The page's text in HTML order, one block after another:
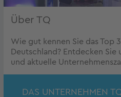
Über TQ
Wie gut kennen Sie das Top 3
Deutschland? Entdecken Sie
und aktuelle
DAS UNTERNEHMEN